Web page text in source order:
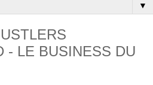
▼
- LE BUSINESS DU